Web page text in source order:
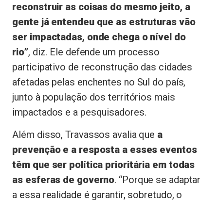
reconstruir as coisas do mesmo jeito, a
gente já entendeu que as estruturas vão
ser impactadas, onde chega o nível do
rio”, diz. Ele defende um processo
participativo de reconstrução das cidades
afetadas pelas enchentes no Sul do país,
junto à população dos territórios mais
impactados e a pesquisadores.
Além disso, Travassos avalia que a
prevenção e a resposta a esses eventos
têm que ser política prioritária em todas
as esferas de governo. “Porque se adaptar
a essa realidade é garantir, sobretudo, o